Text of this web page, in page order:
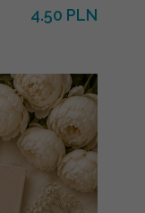
4.50 PLN